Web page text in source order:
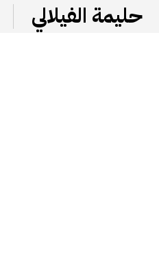
حليمة الفيلالي